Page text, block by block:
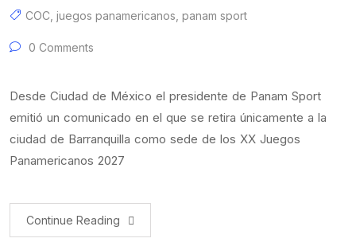
COC juegos panamericanos panam sport
0 Comments
Desde Ciudad de México el presidente de Panam Sport
emitió un comunicado en el que se retira únicamente a la
ciudad de Barranquilla como sede de los XX Juegos
Panamericanos 2027
Continue Reading